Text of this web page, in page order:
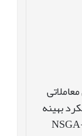
بهینه